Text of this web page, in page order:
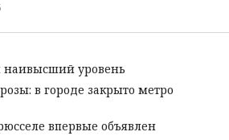
наивысший уровень
в городе закрыто метро
впервые объявлен